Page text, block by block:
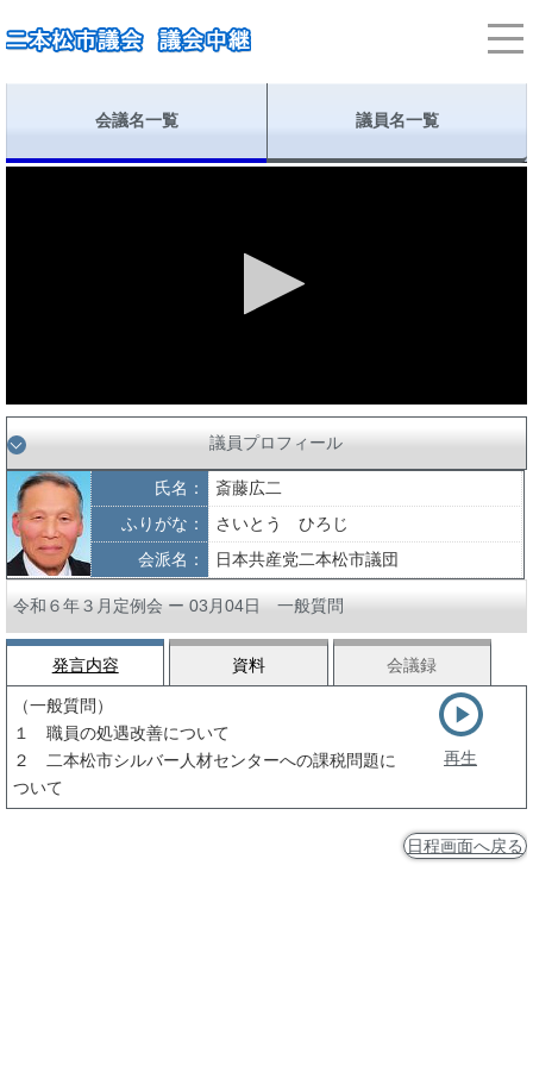
会議名一覧 議員名一覧
議員プロフィール
氏名：
斎藤広二
ふりがな：
さいとう ひろじ
会派名：
日本共産党二本松市議団
令和６年３月定例会 ー 03月04日 一般質問
発言内容 資料 会議録
（一般質問）
１ 職員の処遇改善について
２ 二本松市シルバー人材センターへの課税問題に
ついて
再生
日程画面へ戻る